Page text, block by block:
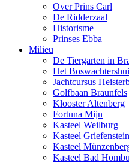
Over Prins Carl
De Ridderzaal
Historisme
Prinses Ebba
Milieu
De Tiergarten in
Het
Jachtcursus
Golfbaan Braunfels
Klooster Altenberg
Fortuna Mijn
Kasteel Weilburg
Kasteel Griefenstein
Kasteel
Kasteel Bad